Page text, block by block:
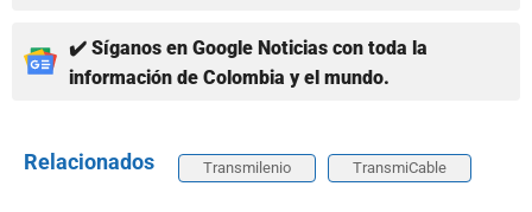
✔️ Síganos en Google Noticias con toda la
información de Colombia y el mundo.
Relacionados Transmilenio TransmiCable